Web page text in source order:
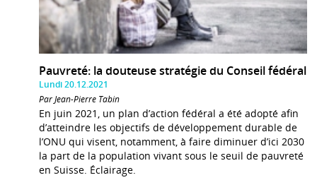
Pauvreté: la douteuse stratégie du Conseil fédéral
Lundi 20.12.2021
Par Jean-Pierre Tabin
En juin 2021, un plan d’action fédéral a été adopté afin
d’atteindre les objectifs de développement durable de
l’ONU qui visent, notamment, à faire diminuer d’ici 2030
la part de la population vivant sous le seuil de pauvreté
en Suisse. Éclairage.